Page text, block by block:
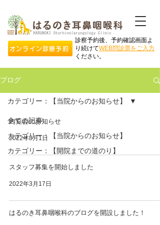
オンライン診療予約
診察予約後、予約確認画面よ
り続けてWEB問診票をご入力
ください。
ブログ
全ての記事
カテゴリー：【当院からのお知らせ】
カテゴリー：【開院までの道のり】
カテゴリー：【当院からのお知らせ】
内覧会のお知らせ
2022年8月1日
スタッフ募集を開始しました
2022年3月17日
はるのき耳鼻咽喉科のブログを開設しました！